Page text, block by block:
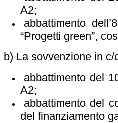
A2;
abbattimento
“Progetti green”,
b) La sovvenzione in
abbattimento del
A2;
abbattimento del
del finanziamento